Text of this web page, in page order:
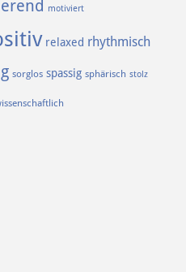
motiviert
relaxed rhythmisch
sorglos spassig sphärisch stolz